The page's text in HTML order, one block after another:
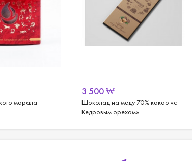
марала
3 500₩
Шоколад на меду 70% какао «с
Кедровым орехом»